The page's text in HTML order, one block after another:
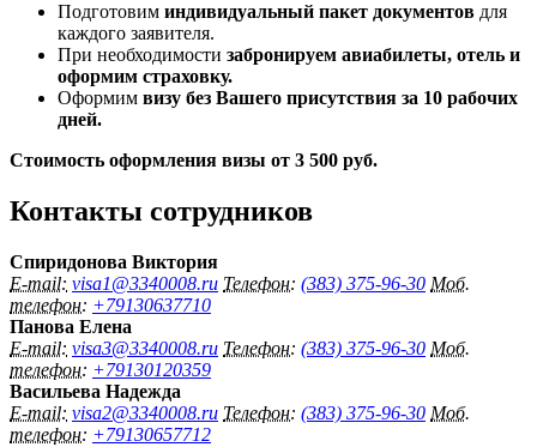
Подготовим индивидуальный пакет документов для
каждого заявителя.
При необходимости забронируем авиабилеты, отель и
оформим страховку.
Оформим визу без Вашего присутствия за 10 рабочих
дней.
Стоимость оформления визы от 3 500 руб.
Контакты сотрудников
Спиридонова Виктория
E-mail: visa1@3340008.ru Телефон: (383) 375-96-30 Моб.
телефон: +79130637710
Панова Елена
E-mail: visa3@3340008.ru Телефон: (383) 375-96-30 Моб.
телефон: +79130120359
Васильева Надежда
E-mail: visa2@3340008.ru Телефон: (383) 375-96-30 Моб.
телефон: +79130657712